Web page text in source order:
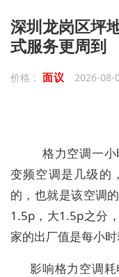
深圳龙岗区坪
式服务更周到
价格： 面议 2026-08-
格力空调一小
变频空调是几级的
的，也就是该空调
1.5p，大1.5p之分
家的出厂值是每小
影响格力空调